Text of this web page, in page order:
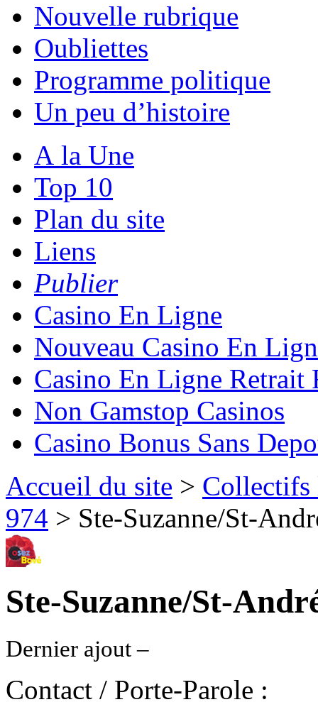
Nouvelle rubrique
Oubliettes
Programme politique
Un peu d’histoire
A la Une
Top 10
Plan du site
Liens
Publier
Casino En Ligne
Nouveau Casino En
Casino En Ligne Retrait
Non Gamstop Casinos
Casino Bonus Sans
Accueil du site > Collectifs
974 > Ste-Suzanne/St-
Ste-Suzanne/St-
Dernier ajout –
Contact / Porte-Parole :